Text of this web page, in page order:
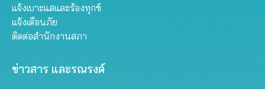
แจ้งเบาะแสและร้องทุกข์
แจ้งเตือนภัย
ติดต่อสำนักงานสภา
ข่าวสาร และรณรงค์